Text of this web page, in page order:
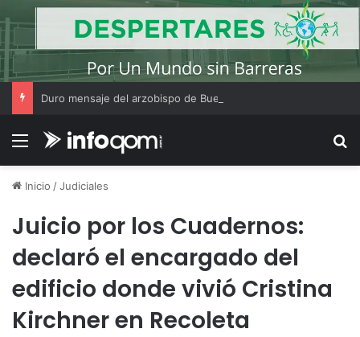
Menú
Inicio /Judiciales
Juicio por los Cuadernos:
declaró el encargado del
edificio donde vivió Cristina
Kirchner en Recoleta